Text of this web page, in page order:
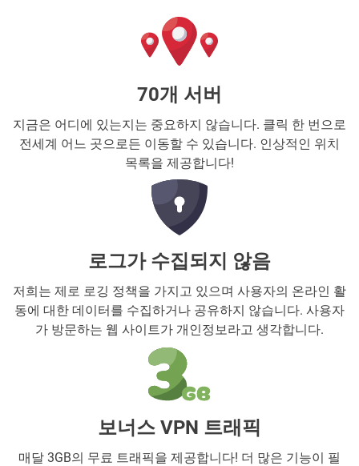
70개 서버
지금은 어디에 있는지는 중요하지 않습니다. 클릭 한 번으로
전세계 어느 곳으로든 이동할 수 있습니다. 인상적인 위치
목록을 제공합니다!
로그가 수집되지 않음
저희는 제로 로깅 정책을 가지고 있으며 사용자의 온라인 활
동에 대한 데이터를 수집하거나 공유하지 않습니다. 사용자
가 방문하는 웹 사이트가 개인정보라고 생각합니다.
보너스 VPN 트래픽
매달 3GB의 무료 트래픽을 제공합니다! 더 많은 기능이 필